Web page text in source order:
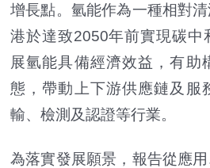
增長點。氫能作為一種相對
港於達致2050年前實現碳中
展氫能具備經濟效益，有助
態，帶動上下游供應鏈及服
輸、檢測及認證等行業。
為落實發展願景，報告從應